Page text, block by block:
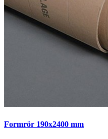
Formrör 190x2400 mm